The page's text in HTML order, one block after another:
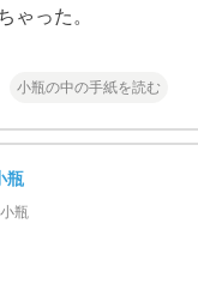
ゃった。
小瓶の中の手紙を読む
瓶
瓶